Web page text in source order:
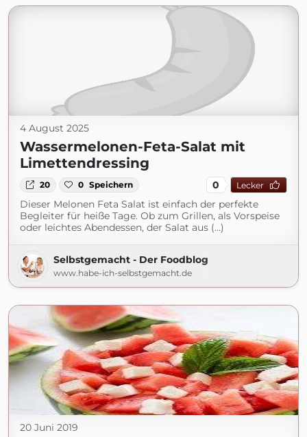
4 August 2025
Wassermelonen-Feta-Salat mit
Limettendressing
20 0 Speichern 0 Lecker
Dieser Melonen Feta Salat ist einfach der perfekte
Begleiter für heiße Tage. Ob zum Grillen, als Vorspeise
oder leichtes Abendessen, der Salat aus (...)
Selbstgemacht - Der Foodblog
www.habe-ich-selbstgemacht.de
20 Juni 2019